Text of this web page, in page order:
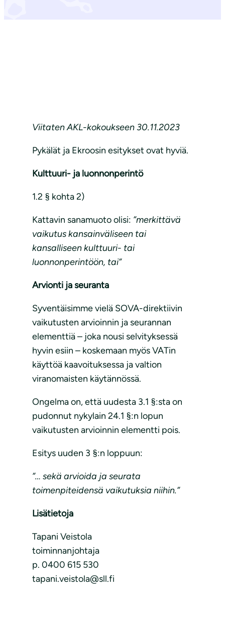
Viitaten AKL-kokoukseen 30.11.2023
Pykälät ja Ekroosin esitykset ovat hyviä.
Kulttuuri- ja luonnonperintö
1.2 § kohta 2)
Kattavin sanamuoto olisi: ”merkittävä
vaikutus kansainväliseen tai
kansalliseen kulttuuri- tai
luonnonperintöön, tai”
Arvionti ja seuranta
Syventäisimme vielä SOVA-direktiivin
vaikutusten arvioinnin ja seurannan
elementtiä – joka nousi selvityksessä
hyvin esiin – koskemaan myös VATin
käyttöä kaavoituksessa ja valtion
viranomaisten käytännössä.
Ongelma on, että uudesta 3.1 §:sta on
pudonnut nykylain 24.1 §:n lopun
vaikutusten arvioinnin elementti pois.
Esitys uuden 3 §:n loppuun:
”… sekä arvioida ja seurata
toimenpiteidensä vaikutuksia niihin.”
Lisätietoja
Tapani Veistola
toiminnanjohtaja
p. 0400 615 530
tapani.veistola@sll.fi